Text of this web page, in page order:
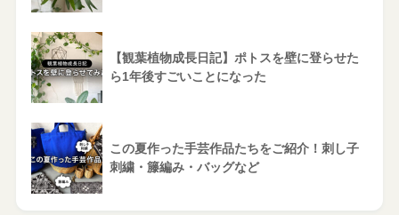
【観葉植物成長日記】ポトスを壁に登らせた
ら1年後すごいことになった
この夏作った手芸作品たちをご紹介！刺し子
刺繍・籐編み・バッグなど